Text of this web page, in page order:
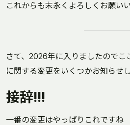
これからも末永くよろしくお願い
さて、2026年に入りましたのでこ
に関する変更をいくつかお知らせ
接辞!!!
一番の変更はやっぱりこれですね